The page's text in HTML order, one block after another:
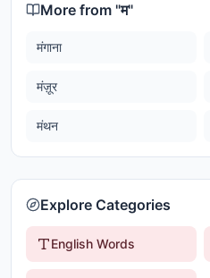
More from "म"
मंगाना
मंज़ूर
मंथन
Explore Categories
English Words